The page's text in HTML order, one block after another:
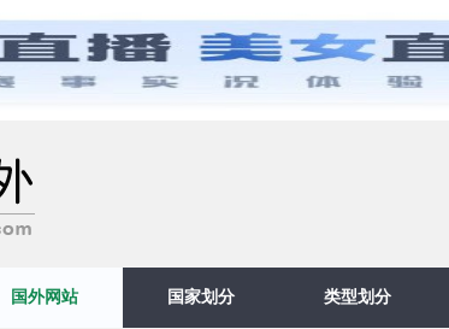
国外网站 国家划分 类型划分